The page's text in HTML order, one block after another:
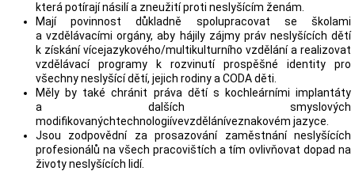
která potírají násilí a zneužití proti neslyšícím ženám.
Mají povinnost důkladně spolupracovat se školami
a vzdělávacími orgány, aby hájily zájmy práv neslyšících dětí
k získání vícejazykového/multikulturního vzdělání a realizovat
vzdělávací programy k rozvinutí prospěšné identity pro
všechny neslyšící dětí, jejich rodiny a CODA děti.
Měly by také chránit práva dětí s kochleárními implantáty
a dalších smyslových
modifikovanýchtechnologiívevzděláníveznakovém jazyce.
Jsou zodpovědní za prosazování zaměstnání neslyšících
profesionálů na všech pracovištích a tím ovlivňovat dopad na
životy neslyšících lidí.